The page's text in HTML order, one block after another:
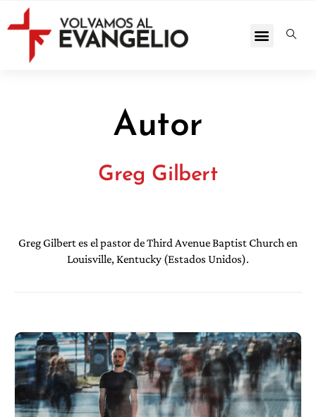
Autor
Greg Gilbert
Greg Gilbert es el pastor de Third Avenue Baptist Church en
Louisville, Kentucky (Estados Unidos).